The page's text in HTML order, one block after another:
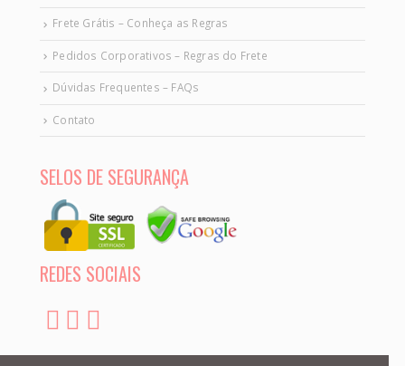
Frete Grátis – Conheça as Regras
Pedidos Corporativos – Regras do Frete
Dúvidas Frequentes – FAQs
Contato
SELOS DE SEGURANÇA
REDES SOCIAIS